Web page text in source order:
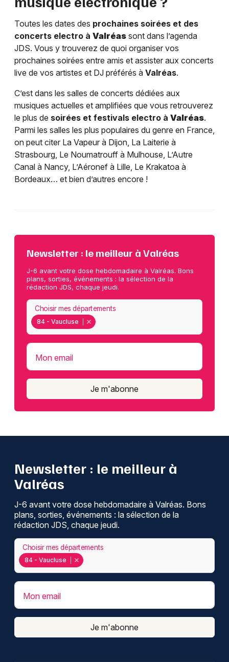
Toutes les dates des prochaines soirées et des
concerts electro à Valréas sont dans l’agenda
JDS. Vous y trouverez de quoi organiser vos
prochaines soirées entre amis et assister aux concerts
live de vos artistes et DJ préférés à Valréas.
C’est dans les salles de concerts dédiées aux
musiques actuelles et amplifiées que vous retrouverez
le plus de soirées et festivals electro à Valréas.
Parmi les salles les plus populaires du genre en France,
on peut citer La Vapeur à Dijon, La Laiterie à
Strasbourg, Le Noumatrouff à Mulhouse, L’Autre
Canal à Nancy, L’Aéronef à Lille, Le Krakatoa à
Bordeaux… et bien d’autres encore !
Newsletter : le meilleur à Valréas
J-6 avant votre dose hebdomadaire à Valréas. Bons
plans, sorties, événements : la sélection de la
rédaction JDS, chaque jeudi.
84 - Vaucluse
Choisir mes départements
Mon email
Je m'abonne
Newsletter : le meilleur à
Valréas
J-6 avant votre dose hebdomadaire à Valréas. Bons
plans, sorties, événements : la sélection de la
rédaction JDS, chaque jeudi.
84 - Vaucluse
Choisir mes départements
Mon email
Je m'abonne